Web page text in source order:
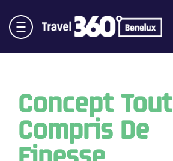
Concept Tout
Compris De
Finesse